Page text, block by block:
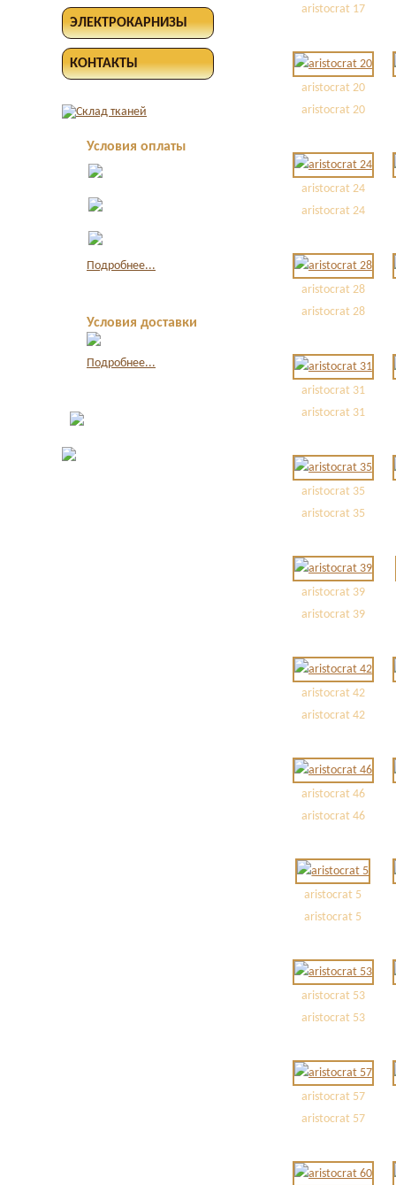
ЭЛЕКТРОКАРНИЗЫ
КОНТАКТЫ
Условия оплаты
Подробнее...
Условия доставки
Подробнее...
aristocrat 17
aristocrat 20
aristocrat 20
aristocrat 24
aristocrat 24
aristocrat 28
aristocrat 28
aristocrat 31
aristocrat 31
aristocrat 35
aristocrat 35
aristocrat 39
aristocrat 39
aristocrat 42
aristocrat 42
aristocrat 46
aristocrat 46
aristocrat 5
aristocrat 5
aristocrat 53
aristocrat 53
aristocrat 57
aristocrat 57